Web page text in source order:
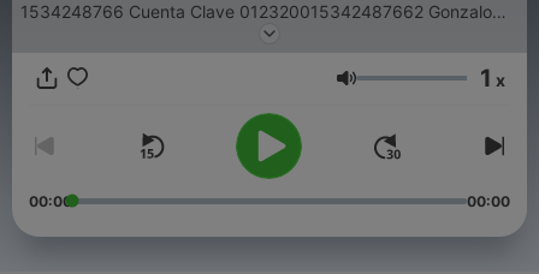
1534248766 Cuenta Clave 012320015342487662 Gonzalo
Viaña Leupold Síguenos en Historias Católicas (YouTube,
Volumen 1 x
00:00 00:00